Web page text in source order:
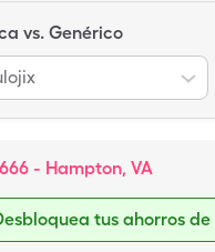
vs. Genérico
- Hampton, VA
tus ahorros